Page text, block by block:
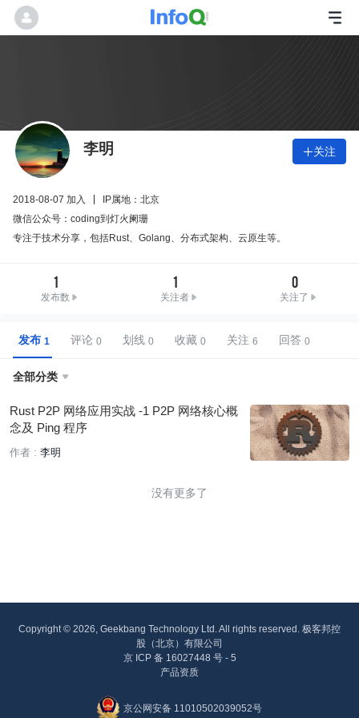
李明 关注
2018-08-07 加入
IP属地：北京
微信公众号：coding到灯火阑珊
专注于技术分享，包括Rust、Golang、分布式架构、云原生等。
1
发布数
1
关注者
0
关注了
发布 评论 划线 收藏 关注 回答
全部分类 
Rust P2P 网络应用实战 -1 P2P 网络核心概
念及 Ping 程序
作者 : 李明
没有更多了
Copyright © 2026, Geekbang Technology Ltd. All rights reserved. 极客邦控
股（北京）有限公司
京 ICP 备 16027448 号 - 5
产品资质
京公网安备 11010502039052号